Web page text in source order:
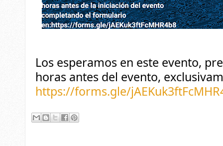
Los esperamos en este evento,
horas antes del evento,
https://forms.gle/